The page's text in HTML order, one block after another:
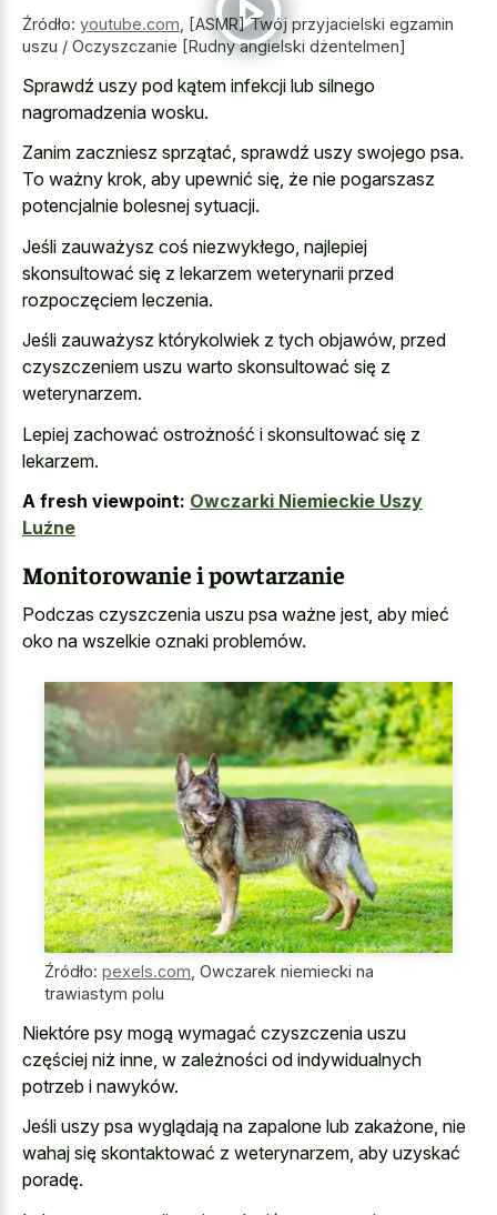
Źródło: youtube.com
[ASMR] Twój przyjacielski egzamin
uszu / Oczyszczanie [Rudny angielski dżentelmen]
Sprawdź uszy pod kątem infekcji lub silnego
nagromadzenia wosku.
Zanim zaczniesz sprzątać, sprawdź uszy swojego psa.
To ważny krok, aby upewnić się, że nie pogarszasz
potencjalnie bolesnej sytuacji.
Jeśli zauważysz coś niezwykłego, najlepiej
skonsultować się z lekarzem weterynarii przed
rozpoczęciem leczenia.
Jeśli zauważysz którykolwiek z tych objawów, przed
czyszczeniem uszu warto skonsultować się z
weterynarzem.
Lepiej zachować ostrożność i skonsultować się z
lekarzem.
A fresh viewpoint: Owczarki Niemieckie Uszy
Luźne
Monitorowanie i powtarzanie
Podczas czyszczenia uszu psa ważne jest, aby mieć
oko na wszelkie oznaki problemów.
Źródło: pexels.com Owczarek niemiecki na
trawiastym polu
Niektóre psy mogą wymagać czyszczenia uszu
częściej niż inne, w zależności od indywidualnych
potrzeb i nawyków.
Jeśli uszy psa wyglądają na zapalone lub zakażone, nie
wahaj się skontaktować z weterynarzem, aby uzyskać
poradę.